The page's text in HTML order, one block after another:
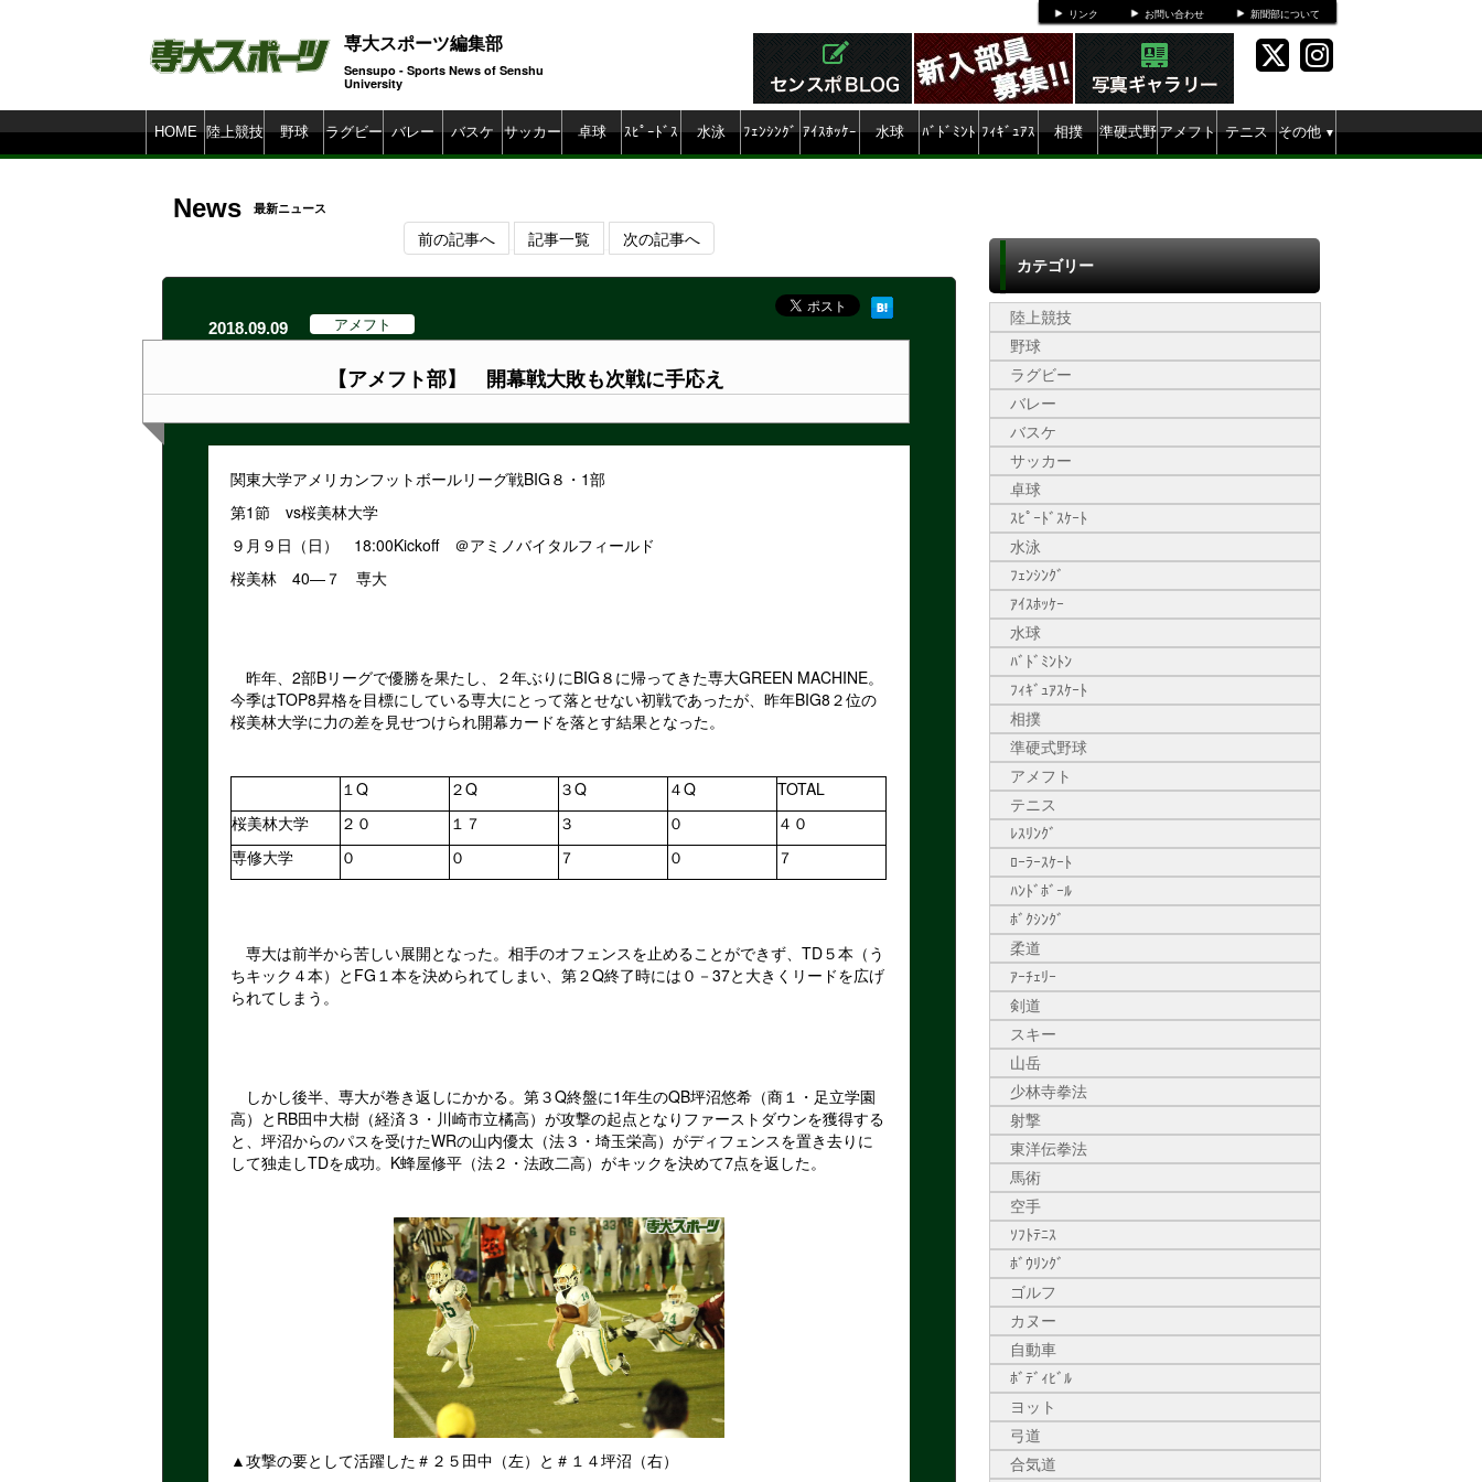
リンク お問い合わせ 新聞部について
専大スポーツ編集部
Sensupo - Sports News of Senshu
University
HOME 陸上競技 野球 ラグビー バレー バスケ サッカー 卓球 ｽﾋﾟｰﾄﾞｽ 水泳 ﾌｪﾝｼﾝｸﾞ ｱｲｽﾎｯｹｰ 水球 ﾊﾞﾄﾞﾐﾝﾄ ﾌｨｷﾞｭｱｽ 相撲 準硬式野アメフト テニス その他▼
News 最新ニュース
前の記事へ 記事一覧 次の記事へ
2018.09.09 アメフト
【アメフト部】 開幕戦大敗も次戦に手応え
関東大学アメリカンフットボールリーグ戦BIG８・1部
第1節 vs桜美林大学
９月９日（日） 18:00Kickoff ＠アミノバイタルフィールド
桜美林 40―７ 専大
昨年、2部Bリーグで優勝を果たし、２年ぶりにBIG８に帰ってきた専大GREEN MACHINE。
今季はTOP8昇格を目標にしている専大にとって落とせない初戦であったが、昨年BIG8２位の
桜美林大学に力の差を見せつけられ開幕カードを落とす結果となった。
１Q ２Q ３Q ４Q
TOTAL
桜美林大学
２０ １７ ３ ０
４０
専修大学
０ ０ ７ ０ ７
専大は前半から苦しい展開となった。相手のオフェンスを止めることができず、TD５本（う
ちキック４本）とFG１本を決められてしまい、第２Q終了時には０－37と大きくリードを広げ
られてしまう。
しかし後半、専大が巻き返しにかかる。第３Q終盤に1年生のQB坪沼悠希（商１・足立学園
高）とRB田中大樹（経済３・川崎市立橘高）が攻撃の起点となりファーストダウンを獲得する
と、坪沼からのパスを受けたWRの山内優太（法３・埼玉栄高）がディフェンスを置き去りに
して独走しTDを成功。K蜂屋修平（法２・法政二高）がキックを決めて7点を返した。
▲攻撃の要として活躍した＃２５田中（左）と＃１４坪沼（右）
カテゴリー
陸上競技
野球
ラグビー
バレー
バスケ
サッカー
卓球
ｽﾋﾟｰﾄﾞｽｹｰﾄ
水泳
ﾌｪﾝｼﾝｸﾞ
ｱｲｽﾎｯｹｰ
水球
ﾊﾞﾄﾞﾐﾝﾄﾝ
ﾌｨｷﾞｭｱｽｹｰﾄ
相撲
準硬式野球
アメフト
テニス
ﾚｽﾘﾝｸﾞ
ﾛｰﾗｰｽｹｰﾄ
ﾊﾝﾄﾞﾎﾞｰﾙ
ﾎﾞｸｼﾝｸﾞ
柔道
ｱｰﾁｪﾘｰ
剣道
スキー
山岳
少林寺拳法
射撃
東洋伝拳法
馬術
空手
ｿﾌﾄﾃﾆｽ
ﾎﾞｳﾘﾝｸﾞ
ゴルフ
カヌー
自動車
ﾎﾞﾃﾞｨﾋﾞﾙ
ヨット
弓道
合気道